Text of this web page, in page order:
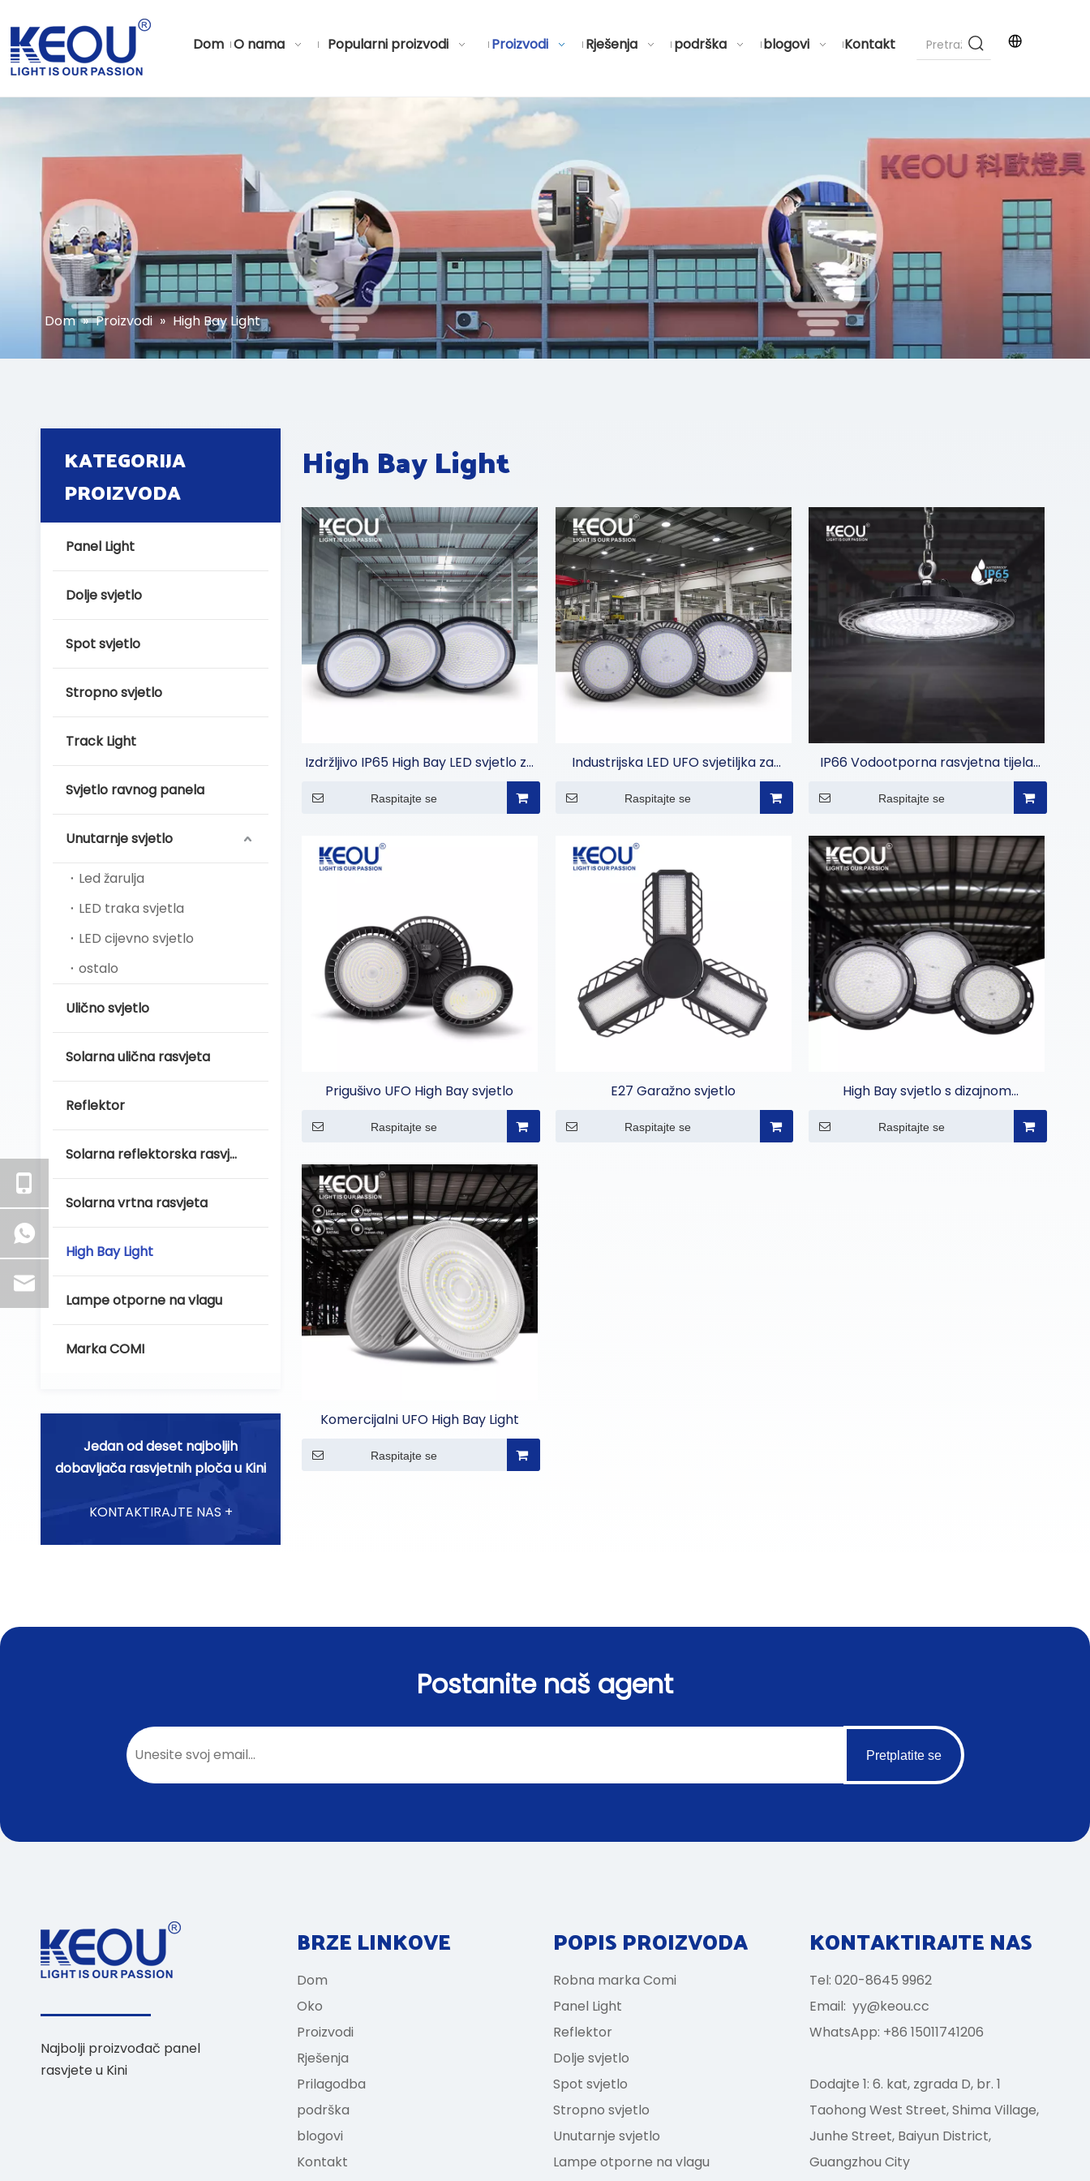
Dom O nama Popularni proizvodi Proizvodi Rješenja podrška blogovi Kontakt
Dom » Proizvodi » High Bay Light
KATEGORIJA
PROIZVODA
Panel Light
Dolje svjetlo
Spot svjetlo
Stropno svjetlo
Track Light
Svjetlo ravnog panela
Unutarnje svjetlo
Led žarulja
LED traka svjetla
LED cijevno svjetlo
ostalo
Ulično svjetlo
Solarna ulična rasvjeta
Reflektor
Solarna reflektorska rasvjeta
Solarna vrtna rasvjeta
High Bay Light
Lampe otporne na vlagu
Marka COMI
Jedan od deset najboljih
dobavljača rasvjetnih ploča u Kini
KONTAKTIRAJTE NAS +
High Bay Light
Izdržljivo IP65 High Bay LED svjetlo za
Raspitajte se
Industrijska LED UFO svjetiljka za
Raspitajte se
IP66 Vodootporna rasvjetna tijela
Raspitajte se
Prigušivo UFO High Bay svjetlo
Raspitajte se
E27 Garažno svjetlo
Raspitajte se
High Bay svjetlo s dizajnom
Raspitajte se
Komercijalni UFO High Bay Light
Raspitajte se
Postanite naš agent
Pretplatite se
Najbolji proizvođač panel
rasvjete u Kini
BRZE LINKOVE
Dom
Oko
Proizvodi
Rješenja
Prilagodba
podrška
blogovi
Kontakt
POPIS PROIZVODA
Robna marka Comi
Panel Light
Reflektor
Dolje svjetlo
Spot svjetlo
Stropno svjetlo
Unutarnje svjetlo
Lampe otporne na vlagu
KONTAKTIRAJTE NAS
Tel: 020-8645 9962
Email: yy@keou.cc
WhatsApp: +86 15011741206
Dodajte 1: 6. kat, zgrada D, br. 1
Taohong West Street, Shima Village,
Junhe Street, Baiyun District,
Guangzhou City